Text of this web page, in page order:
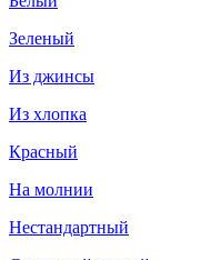
Зеленый
Из джинсы
Из хлопка
Красный
На молнии
Нестандартный